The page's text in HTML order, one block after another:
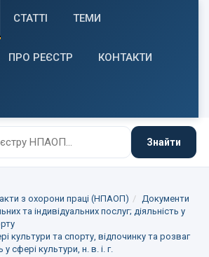
СТАТТІ ТЕМИ
ПРО РЕЄСТР КОНТАКТИ
Знайти
з охорони праці (НПАОП)
Документи
та індивідуальних послуг; діяльність у
культури та спорту, відпочинку та розваг
у сфері культури, н. в. і. г.